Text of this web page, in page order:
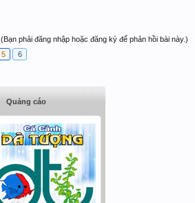
(Bạn phải đăng nhập hoặc đăng ký để phản hồi bài này.)
5 6
Quảng cáo